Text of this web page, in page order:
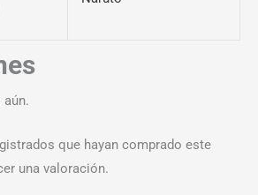
que hayan comprado este
una valoración.